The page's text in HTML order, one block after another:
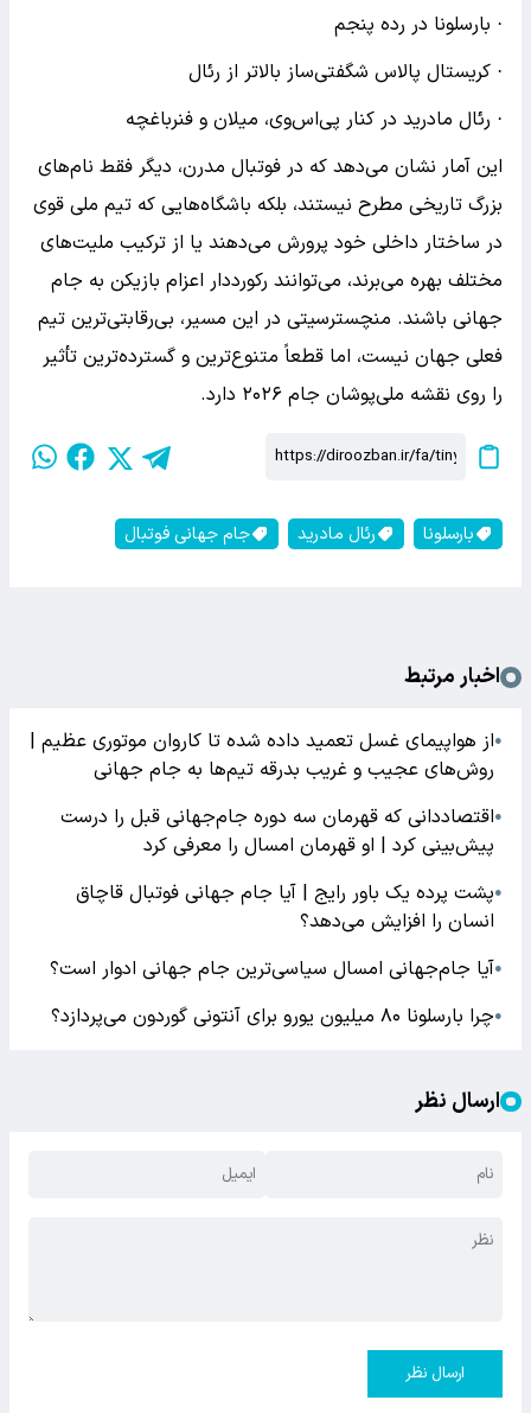
· بارسلونا در رده پنجم
· کریستال پالاس شگفتی‌ساز بالاتر از رئال
· رئال مادرید در کنار پی‌اس‌وی، میلان و فنرباغچه
این آمار نشان می‌دهد که در فوتبال مدرن، دیگر فقط نام‌های
بزرگ تاریخی مطرح نیستند، بلکه باشگاه‌هایی که تیم ملی قوی
در ساختار داخلی خود پرورش می‌دهند یا از ترکیب ملیت‌های
مختلف بهره می‌برند، می‌توانند رکورددار اعزام بازیکن به جام
جهانی باشند. منچسترسیتی در این مسیر، بی‌رقابتی‌ترین تیم
فعلی جهان نیست، اما قطعاً متنوع‌ترین و گسترده‌ترین تأثیر
را روی نقشه ملی‌پوشان جام ۲۰۲۶ دارد.
بارسلونا رئال مادرید جام جهانی فوتبال
اخبار مرتبط
●از هواپیمای غسل تعمید داده شده تا کاروان‌ موتوری عظیم |
روش‌های عجیب و غریب بدرقه تیم‌ها به جام جهانی
●اقتصاددانی که قهرمان سه دوره جام‌جهانی قبل را درست
پیش‌بینی کرد | او قهرمان امسال را معرفی کرد
●پشت پرده یک باور رایج | آیا جام جهانی فوتبال قاچاق
انسان را افزایش می‌دهد؟
●آیا جام‌جهانی امسال سیاسی‌ترین جام جهانی ادوار است؟
●چرا بارسلونا ۸۰ میلیون یورو برای آنتونی گوردون می‌پردازد؟
ارسال نظر
ارسال نظر